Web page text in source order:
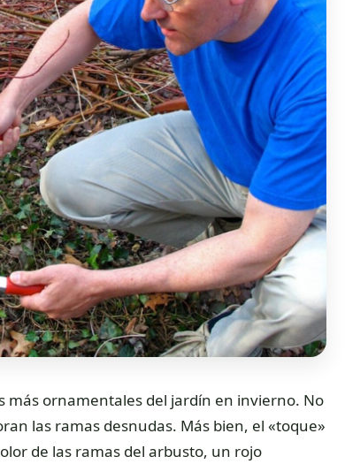
más ornamentales del jardín en invierno. No
las ramas desnudas. Más bien, el «toque»
de las ramas del arbusto, un rojo